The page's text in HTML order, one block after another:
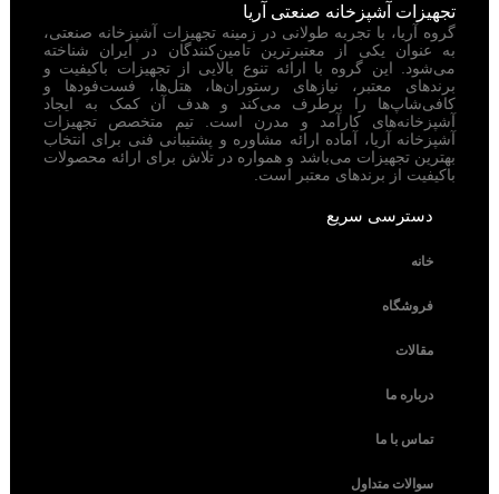
تجهیزات آشپزخانه صنعتی آریا
گروه آریا، با تجربه طولانی در زمینه تجهیزات آشپزخانه صنعتی،
به عنوان یکی از معتبرترین تامین‌کنندگان در ایران شناخته
می‌شود. این گروه با ارائه تنوع بالایی از تجهیزات باکیفیت و
برندهای معتبر، نیازهای رستوران‌ها، هتل‌ها، فست‌فودها و
کافی‌شاپ‌ها را برطرف می‌کند و هدف آن کمک به ایجاد
آشپزخانه‌های کارآمد و مدرن است. تیم متخصص تجهیزات
آشپزخانه آریا، آماده ارائه مشاوره و پشتیبانی فنی برای انتخاب
بهترین تجهیزات می‌باشد و همواره در تلاش برای ارائه محصولات
باکیفیت از برندهای معتبر است.
دسترسی سریع
خانه
فروشگاه
مقالات
درباره ما
تماس با ما
سوالات متداول